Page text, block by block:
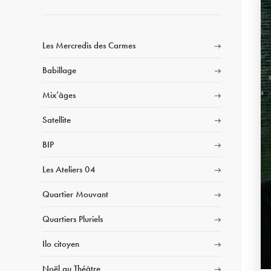
Les Mercredis des Carmes
Babillage
Mix’âges
Satellite
BIP
Les Ateliers 04
Quartier Mouvant
Quartiers Pluriels
Ilo citoyen
Noël au Théâtre